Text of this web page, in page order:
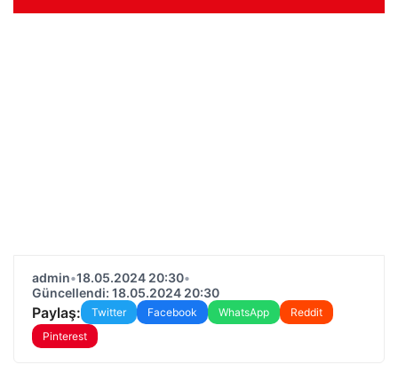
admin•18.05.2024 20:30•
Güncellendi: 18.05.2024 20:30
Paylaş: Twitter Facebook WhatsApp
Reddit
Pinterest